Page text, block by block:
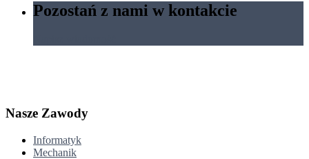
Pozostań z nami w kontakcie
Nasze Zawody
Informatyk
Mechanik